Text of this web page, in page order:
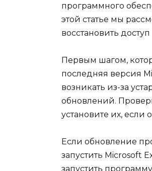
программного
этой статье мы
восстановить
Первым шагом,
последняя версия
возникать из-за
обновлений.
установите их, если
Если обновление
запустить Microsoft
запустить